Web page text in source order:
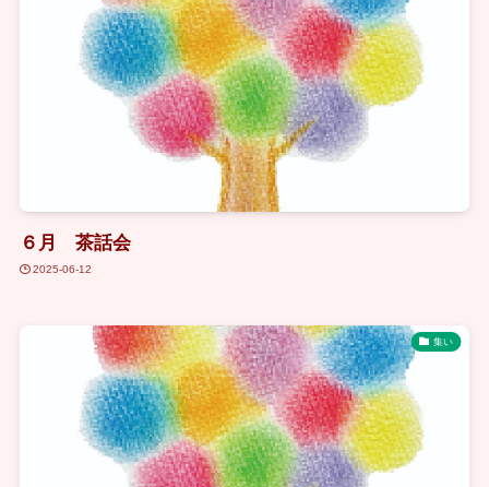
６月 茶話会
2025-06-12
集い